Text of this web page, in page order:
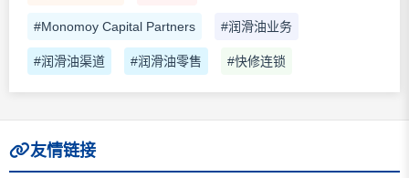
#Monomoy Capital Partners #润滑油业务
#润滑油渠道 #润滑油零售 #快修连锁
友情链接